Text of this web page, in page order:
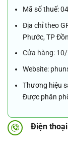
Mã số thuế:
Địa chỉ theo
Phước, TP
Cửa hàng: 10/
Website:
Thương hiệu
Được phân
Điện